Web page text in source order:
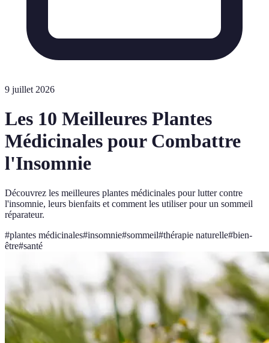
9 juillet 2026
Les 10 Meilleures Plantes
Médicinales pour Combattre
l'Insomnie
Découvrez les meilleures plantes médicinales pour lutter contre
l'insomnie, leurs bienfaits et comment les utiliser pour un sommeil
réparateur.
#plantes médicinales#insomnie#sommeil#thérapie naturelle#bien-
être#santé